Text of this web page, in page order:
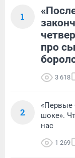
1
про
3 618
2
«Первые
шоке».
нас
1 269